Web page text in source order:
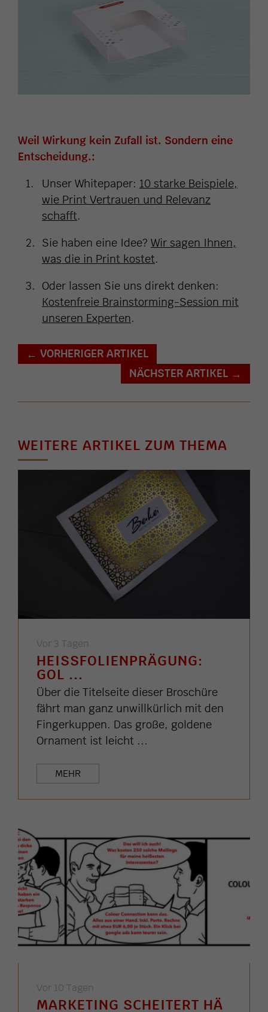
Weil Wirkung kein Zufall ist. Sondern eine
Entscheidung.:
Unser Whitepaper: 10 starke Beispiele,
wie Print Vertrauen und Relevanz
schafft.
Sie haben eine Idee? Wir sagen Ihnen,
was die in Print kostet.
Oder lassen Sie uns direkt denken:
Kostenfreie Brainstorming-Session mit
unseren Experten.
← VORHERIGER ARTIKEL
NÄCHSTER ARTIKEL →
WEITERE ARTIKEL ZUM THEMA
Vor 3 Tagen
HEISSFOLIENPRÄGUNG: G
OL ...
Über die Titelseite dieser Broschüre
fährt man ganz unwillkürlich mit den
Fingerkuppen. Das große, goldene
Ornament ist leicht ...
MEHR
Vor 10 Tagen
MARKETING SCHEITERT HÄ